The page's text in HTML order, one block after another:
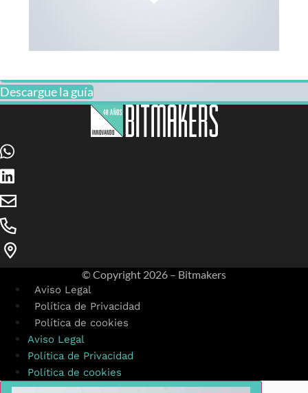
Descargue la guía
© Copyright 2026 – Bitmakers
Aviso Legal
Política de Privacidad
Política de cookies
Aviso Legal
Política de Privacidad
Política de cookies